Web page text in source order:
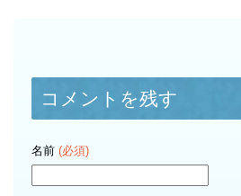
コメントを残す
名前 (必須)